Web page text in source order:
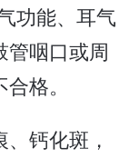
功能、耳气
管咽口或周
格。
钙化斑，